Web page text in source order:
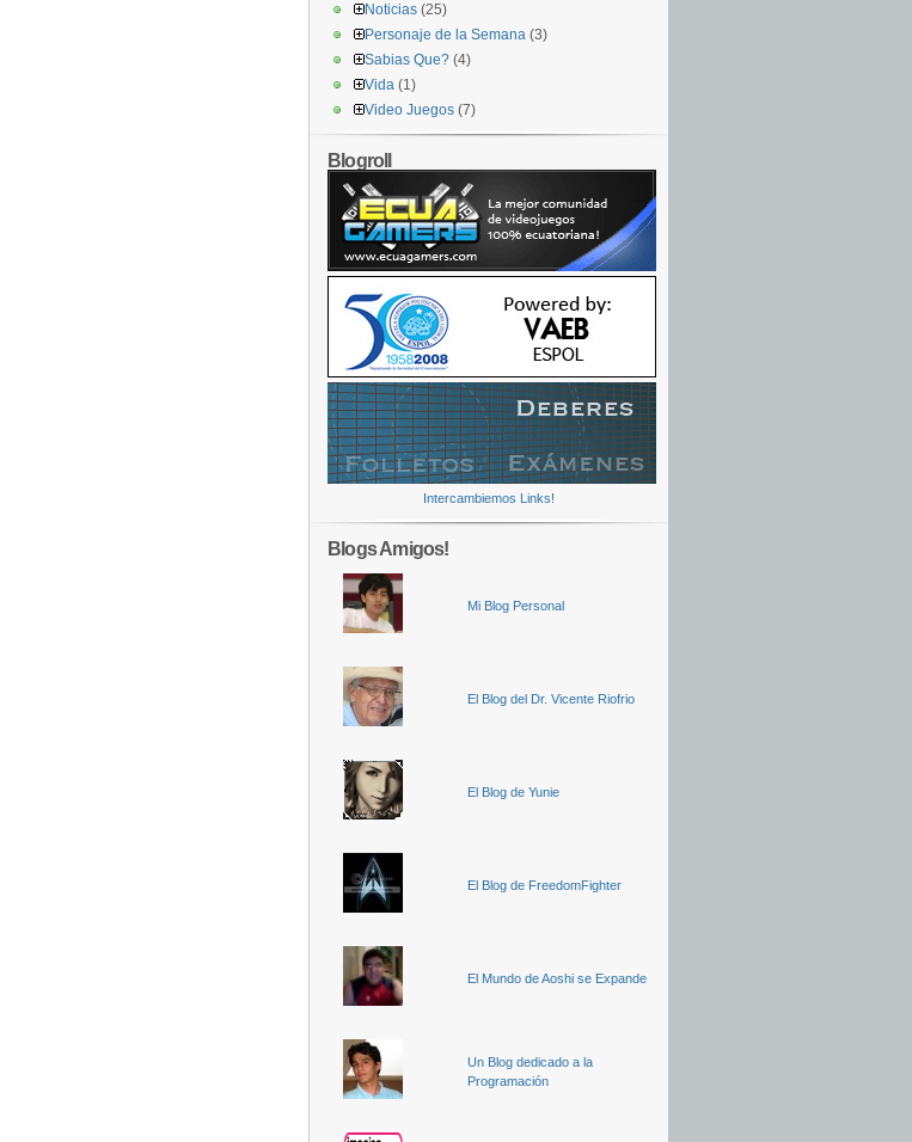
Noticias (25)
Personaje de la Semana (3)
Sabias Que? (4)
Vida (1)
Video Juegos (7)
Blogroll
Intercambiemos Links!
Blogs Amigos!
Mi Blog Personal
El Blog del Dr. Vicente Riofrio
El Blog de Yunie
El Blog de FreedomFighter
El Mundo de Aoshi se Expande
Un Blog dedicado a la
Programación